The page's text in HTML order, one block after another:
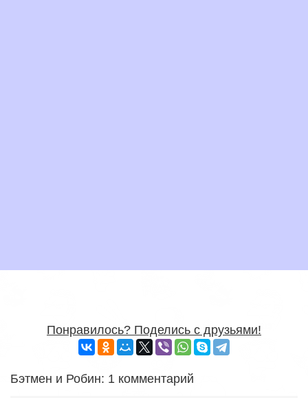
Понравилось? Поделись с друзьями!
Бэтмен и Робин: 1 комментарий